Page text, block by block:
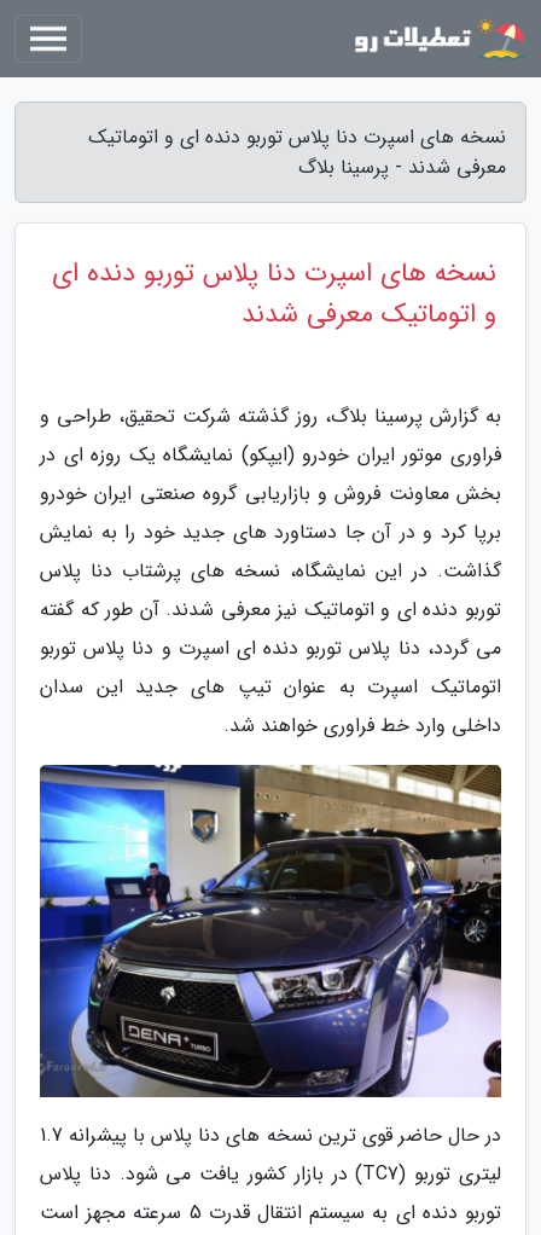
نسخه های اسپرت دنا پلاس توربو دنده ای و اتوماتیک
معرفی شدند - پرسینا بلاگ
نسخه های اسپرت دنا پلاس توربو دنده ای
و اتوماتیک معرفی شدند
به گزارش پرسینا بلاگ، روز گذشته شرکت تحقیق، طراحی و
فراوری موتور ایران خودرو (ایپکو) نمایشگاه یک روزه ای در
بخش معاونت فروش و بازاریابی گروه صنعتی ایران خودرو
برپا کرد و در آن جا دستاورد های جدید خود را به نمایش
گذاشت. در این نمایشگاه، نسخه های پرشتاب دنا پلاس
توربو دنده ای و اتوماتیک نیز معرفی شدند. آن طور که گفته
می گردد، دنا پلاس توربو دنده ای اسپرت و دنا پلاس توربو
اتوماتیک اسپرت به عنوان تیپ های جدید این سدان
داخلی وارد خط فراوری خواهند شد.
در حال حاضر قوی ترین نسخه های دنا پلاس با پیشرانه 1.7
لیتری توربو (TC7) در بازار کشور یافت می شود. دنا پلاس
توربو دنده ای به سیستم انتقال قدرت 5 سرعته مجهز است